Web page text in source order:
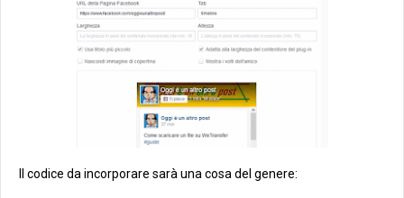
Il codice da incorporare sarà una cosa del genere: